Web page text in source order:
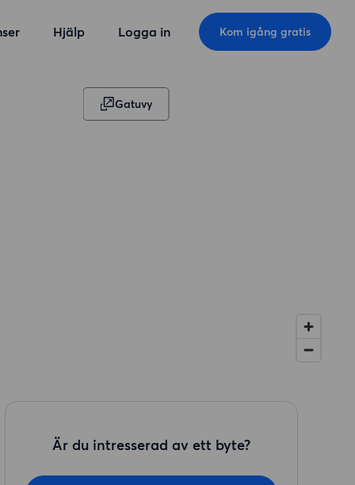
Hjälp Logga in Kom igång gratis
Gatuvy
Är du intresserad av ett byte?